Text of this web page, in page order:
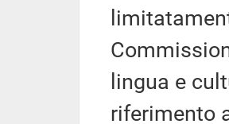
lingua e
riferimento